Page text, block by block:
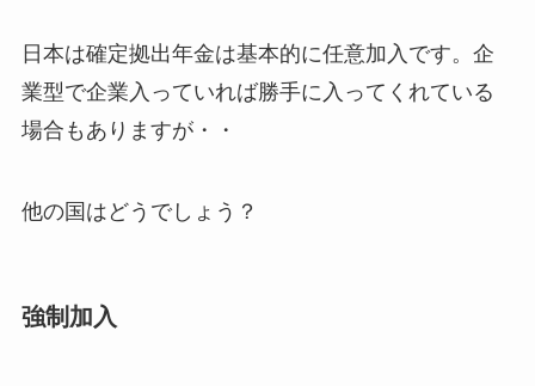
日本は確定拠出年金は基本的に任意加入です。企
業型で企業入っていれば勝手に入ってくれている
場合もありますが・・
他の国はどうでしょう？
強制加入